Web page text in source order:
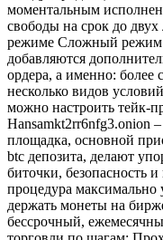
моментальным
свободы на срок до
режиме Сложный режим
добавляются
ордера, а именно:
несколько видов
можно настроить тейк-
Hansamkt2rr6nfg3.onion
площадка, основной
btc депозита, делают
биточки, безопасность и
процедура
держать монеты на
бессрочный,